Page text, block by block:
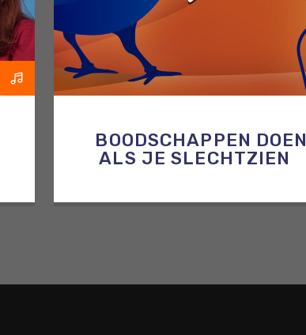
BOODSCHAPPEN DOEN
ALS JE SLECHTZIEND